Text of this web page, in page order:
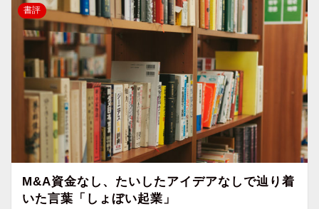
書評
M&A資金なし、たいしたアイデアなしで辿り着
いた言葉「しょぼい起業」